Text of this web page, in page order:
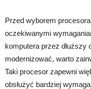
Przed wyborem
oczekiwanymi
komputera przez
modernizować, warto
Taki procesor zapewni
obsłużyć bardziej